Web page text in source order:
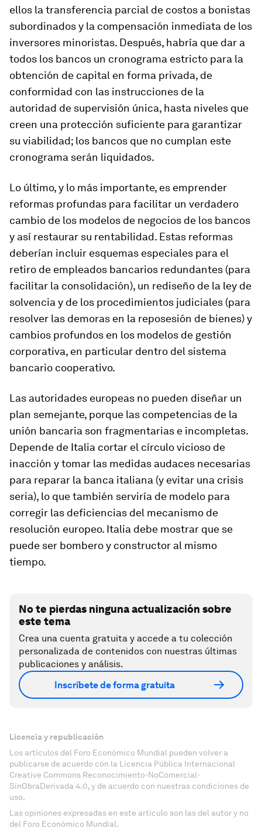
ellos la transferencia parcial de costos a bonistas
subordinados y la compensación inmediata de los
inversores minoristas. Después, habría que dar a
todos los bancos un cronograma estricto para la
obtención de capital en forma privada, de
conformidad con las instrucciones de la
autoridad de supervisión única, hasta niveles que
creen una protección suficiente para garantizar
su viabilidad; los bancos que no cumplan este
cronograma serán liquidados.
Lo último, y lo más importante, es emprender
reformas profundas para facilitar un verdadero
cambio de los modelos de negocios de los bancos
y así restaurar su rentabilidad. Estas reformas
deberían incluir esquemas especiales para el
retiro de empleados bancarios redundantes (para
facilitar la consolidación), un rediseño de la ley de
solvencia y de los procedimientos judiciales (para
resolver las demoras en la reposesión de bienes) y
cambios profundos en los modelos de gestión
corporativa, en particular dentro del sistema
bancario cooperativo.
Las autoridades europeas no pueden diseñar un
plan semejante, porque las competencias de la
unión bancaria son fragmentarias e incompletas.
Depende de Italia cortar el círculo vicioso de
inacción y tomar las medidas audaces necesarias
para reparar la banca italiana (y evitar una crisis
seria), lo que también serviría de modelo para
corregir las deficiencias del mecanismo de
resolución europeo. Italia debe mostrar que se
puede ser bombero y constructor al mismo
tiempo.
No te pierdas ninguna actualización sobre
este tema
Crea una cuenta gratuita y accede a tu colección
personalizada de contenidos con nuestras últimas
publicaciones y análisis.
Inscríbete de forma gratuita
Licencia y republicación
Los artículos del Foro Económico Mundial pueden volver a
publicarse de acuerdo con la Licencia Pública Internacional
Creative Commons Reconocimiento-NoComercial-
SinObraDerivada 4.0, y de acuerdo con nuestras condiciones de
uso.
Las opiniones expresadas en este artículo son las del autor y no
del Foro Económico Mundial.